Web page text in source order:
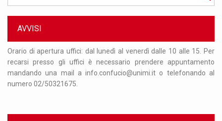
Cerca
AVVISI
Orario di apertura uffici: dal lunedì al venerdì dalle 10 alle 15. Per
recarsi presso gli uffici è necessario prendere appuntamento
mandando una mail a info.confucio@unimi.it o telefonando al
numero 02/50321675.